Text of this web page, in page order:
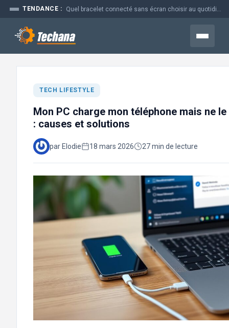
Aller
contenu
TENDANCE :
Menu
TECH LIFESTYLE
Mon PC charge mon téléphone mais ne
: causes et solutions
par Elodie 18 mars 2026 27 min de lecture